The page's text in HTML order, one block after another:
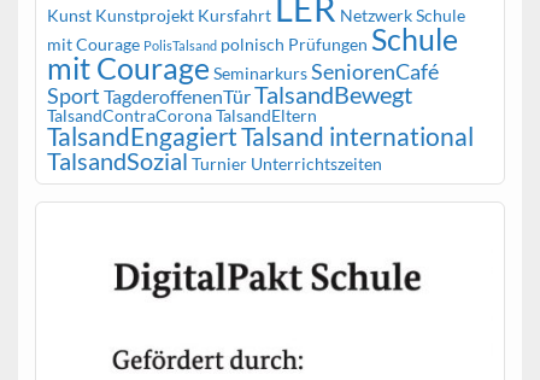
Kunst Kunstprojekt Kursfahrt
Netzwerk Schule
mit Courage PolisTalsand polnisch Prüfungen Schule
mit Courage SeminarkursSeniorenCafé
Sport TagderoffenenTürTalsandBewegt
TalsandContraCoronaTalsandEltern
TalsandEngagiertTalsand international
TalsandSozial Turnier Unterrichtszeiten